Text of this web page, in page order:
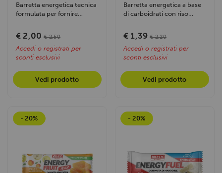
Barretta energetica tecnica
formulata per fornire
prolungata durante...
€ 2,00 € 2,50
Accedi o registrati per
sconti esclusivi
Vedi prodotto
Barretta energetica a base
di carboidrati con riso
un...
€ 1,39 € 2,20
Accedi o registrati per
sconti esclusivi
Vedi prodotto
- 20% - 20%